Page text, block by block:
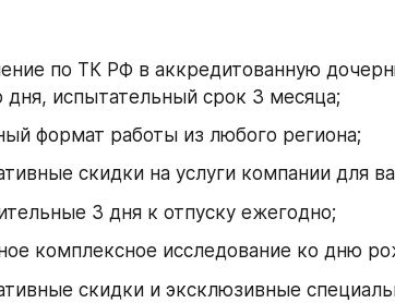
по ТК РФ в аккредитованную
дня, испытательный срок 3 месяца;
формат работы из любого региона;
скидки на услуги компании для
3 дня к отпуску ежегодно;
комплексное исследование ко дню
скидки и эксклюзивные